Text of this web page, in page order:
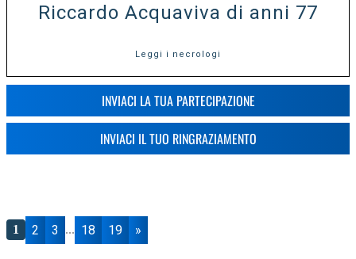
Riccardo Acquaviva di anni 77
Leggi i necrologi
INVIACI LA TUA PARTECIPAZIONE
INVIACI IL TUO RINGRAZIAMENTO
1 2 3 ... 18 19 »